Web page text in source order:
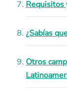
Requisitos
¿Sabías
Otros